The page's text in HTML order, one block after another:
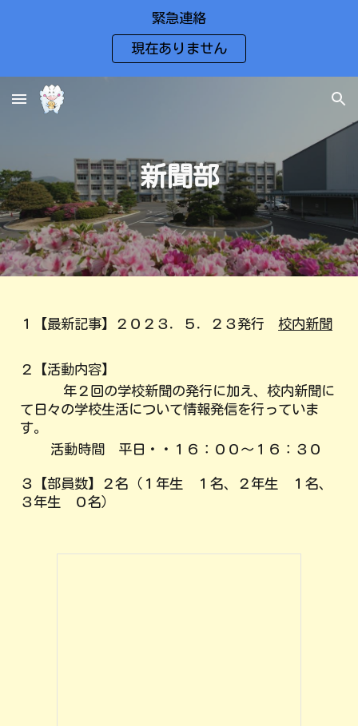
緊急連絡
現在ありません
新聞部
１【最新記事】２０２３．５．２３発行校内新聞
２【活動内容】
年２回の学校新聞の発行に加え、校内新聞に
て日々の学校生活について情報発信を行っていま
す。
活動時間 平日・・
１６：００～１６：３０
３【部員数】 ２名（１年生 １名、２年生 １名、
３年生
０名）